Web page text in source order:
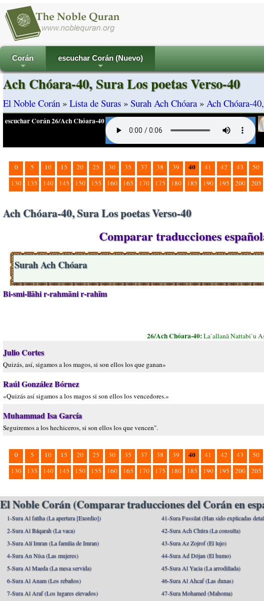
+
Corán
+
escuchar Corán (Nuevo)
Ach Chóara-40, Sura Los poetas Verso-40
El Noble Corán » Lista de Suras » Surah Ach Chóara » Ach Chóara-
escuchar Corán 26/Ach Chóara-40
0 5 10 15 20 25 30 35 37 38 39 40 41 42 43 50
130
135 140 145 150 155 160 165 170 175 180 185 190 195 200 205
Ach Chóara-40, Sura Los poetas Verso-40
Comparar traducciones
Surah Ach Chóara
Bi-smi-llāhi r-rahmāni r-rahīm
26/Ach Chóara-40:La`allanā Nattabi`u
Julio Cortes
Quizás, así, sigamos a los magos, si son ellos los que ganan»
Raúl González Bórnez
«Quizás así sigamos a los magos si son ellos los vencedores.»
Muhammad Isa García
Seguiremos a los hechiceros, si son ellos los que vencen".
0 5 10 15 20 25 30 35 37 38 39 40 41 42 43 50
130
135 140 145 150 155 160 165 170 175 180 185 190 195 200 205
El Noble Corán (Comparar traducciones del Corán en
1-Sura Al fatíha (La apertura [Exordio])
2-Sura Al Báqarah (La vaca)
3-Sura Alí Imran (La familia de Imran)
4-Sura An Nísa (Las mujeres)
5-Sura Al Maeda (La mesa servida)
6-Sura Al Anam (Los rebaños)
7-Sura Al Araf (Los lugares elevados)
41-Sura Fussilat (Han sido explicadas
42-Sura Ach Chúra (La consulta)
43-Sura Az Zojrof (El lujo)
44-Sura Ad Dójan (El humo)
45-Sura Al Yacia (La arrodillada)
46-Sura Al Ahcaf (Las dunas)
47-Sura Mohamed (Mahoma)